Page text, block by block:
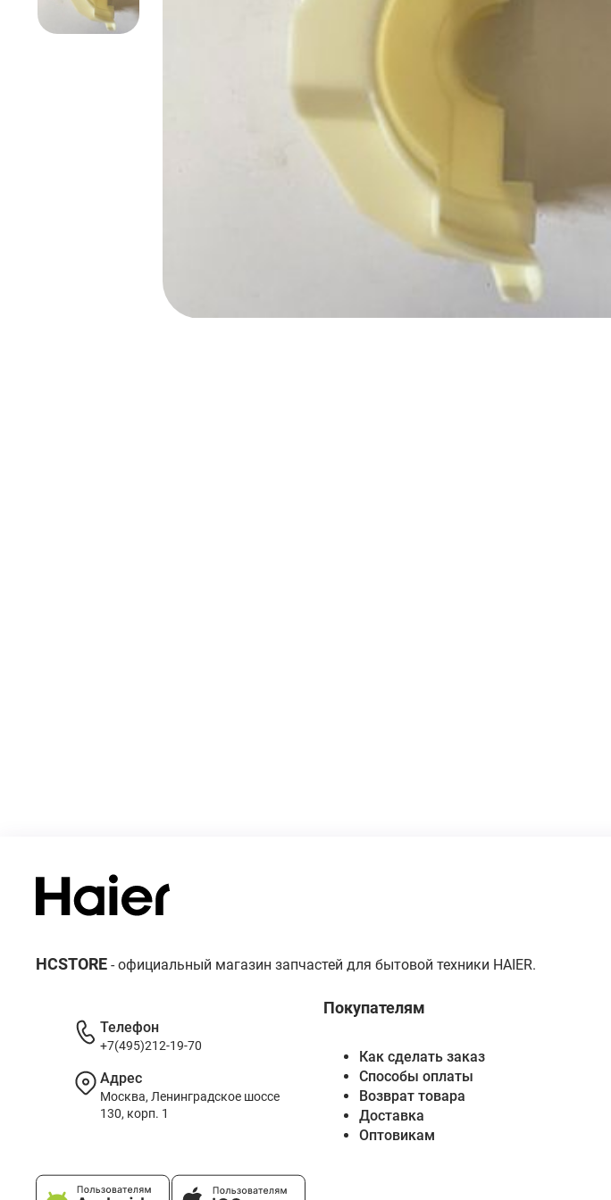
HCSTORE - официальный магазин запчастей для бытовой техники HAIER.
Покупателям
Как сделать заказ
Способы оплаты
Возврат товара
Доставка
Оптовикам
Телефон
+7(495)212-19-70
Адрес
Москва, Ленинградское шоссе
130, корп. 1